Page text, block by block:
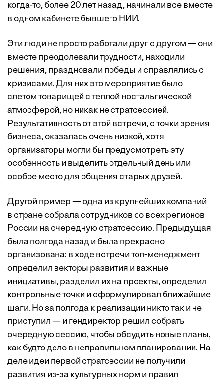
когда-то, более 20 лет назад, начинали все вместе
в одном кабинете бывшего НИИ.
Эти люди не просто работали друг с другом — они
вместе преодолевали трудности, находили
решения, праздновали победы и справлялись с
кризисами. Для них это мероприятие было
слетом товарищей с теплой ностальгической
атмосферой, но никак не стратсессией.
Результативность от этой встречи, с точки зрения
бизнеса, оказалась очень низкой, хотя
организаторы могли бы предусмотреть эту
особенность и выделить отдельный день или
особое место для общения старых друзей.
Другой пример — одна из крупнейших компаний
в стране собрала сотрудников со всех регионов
России на очередную стратсессию. Предыдущая
была полгода назад и была прекрасно
организована: в ходе встречи топ-менеджмент
определил векторы развития и важные
инициативы, разделил их на проекты, определил
контрольные точки и сформулировал ближайшие
шаги. Но за полгода к реализации никто так и не
приступил — и гендиректор решил собрать
очередную сессию, чтобы обсудить новые планы,
как будто дело в неправильном планировании. На
деле идеи первой стратсессии не получили
развития из-за культурных норм и правил